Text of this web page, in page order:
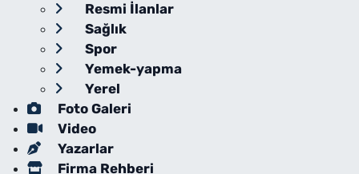
Resmi İlanlar
Sağlık
Spor
Yemek-yapma
Yerel
Foto Galeri
Video
Yazarlar
Firma Rehberi